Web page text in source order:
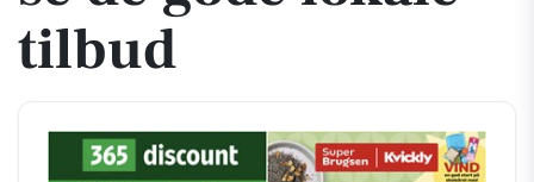
tilbud